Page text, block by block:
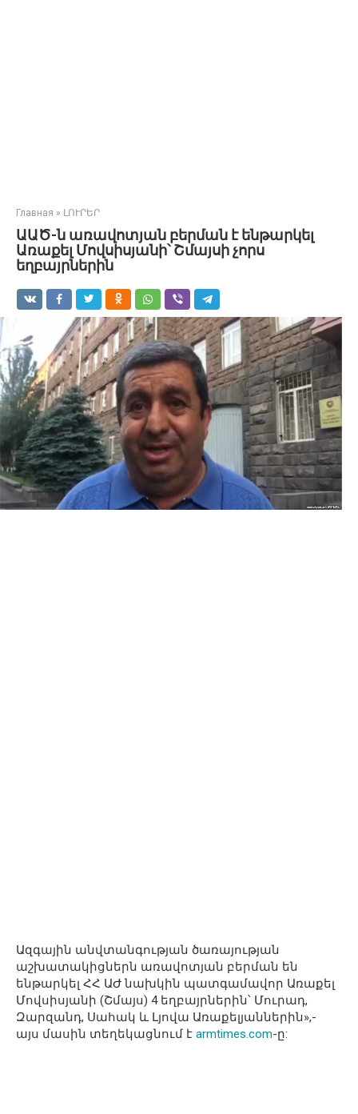
Главная » ԼՈՒՐԵՐ
ԱԱԾ-ն առավոտյան բերման է ենթարկել
Առաքել Մովսիսյանի՝ Շմայսի չորս
եղբայրներին
Ազգային անվտանգության ծառայության
աշխատակիցներն առավոտյան բերման են
ենթարկել ՀՀ ԱԺ նախկին պատգամավոր Առաքել
Մովսիսյանի (Շմայս) 4 եղբայրներին՝ Մուրադ,
Զարզանդ, Սահակ և Լյովա Առաքելյաններին»,-
այս մասին տեղեկացնում է armtimes.com-ը: